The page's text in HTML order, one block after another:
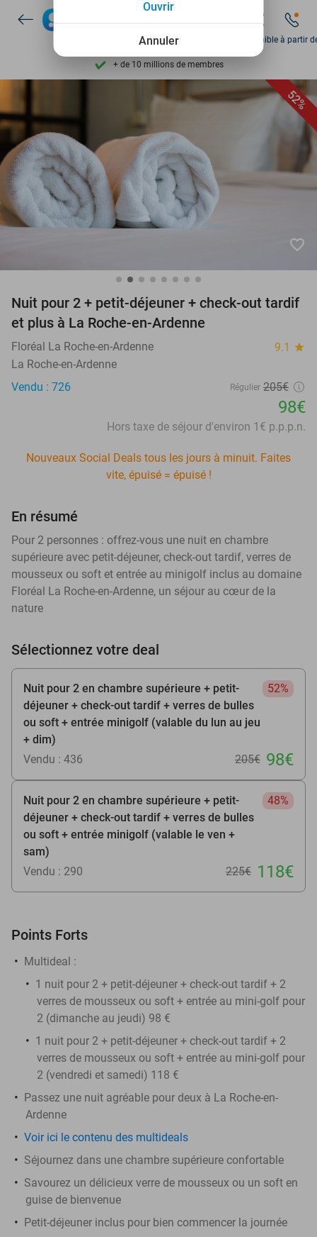
Disponible 7 jours par semaine
+ de 10 millions de membres
9,4 basé sur205 978 avis
+ de 10 millions de membres
Disponible à partir
52%
favorite_border
Nuit pour 2 + petit-déjeuner + check-out tardif
et plus à La Roche-en-Ardenne
Floréal La Roche-en-Ardenne 9.1 star
La Roche-en-Ardenne
Vendu : 726
Régulier 205€
98€
Hors taxe de séjour d'environ 1€ p.p.p.n.
Nouveaux Social Deals tous les jours à minuit. Faites
vite, épuisé = épuisé !
En résumé
Pour 2 personnes : offrez-vous une nuit en chambre
supérieure avec petit-déjeuner, check-out tardif, verres de
mousseux ou soft et entrée au minigolf inclus au domaine
Floréal La Roche-en-Ardenne, un séjour au cœur de la
nature
Sélectionnez votre deal
Nuit pour 2 en chambre supérieure + petit-
déjeuner + check-out tardif + verres de bulles
ou soft + entrée minigolf (valable du lun au jeu
+ dim)
52%
Vendu : 436 205€ 98€
Nuit pour 2 en chambre supérieure + petit-
déjeuner + check-out tardif + verres de bulles
ou soft + entrée minigolf (valable le ven +
sam)
48%
Vendu : 290 225€ 118€
Points Forts
Multideal :
1 nuit pour 2 + petit-déjeuner + check-out tardif + 2
verres de mousseux ou soft + entrée au mini-golf pour
2 (dimanche au jeudi) 98 €
1 nuit pour 2 + petit-déjeuner + check-out tardif + 2
verres de mousseux ou soft + entrée au mini-golf pour
2 (vendredi et samedi) 118 €
Passez une nuit agréable pour deux à La Roche-en-
Ardenne
Voir ici le contenu des multideals
Séjournez dans une chambre supérieure confortable
Savourez un délicieux verre de mousseux ou un soft en
guise de bienvenue
Petit-déjeuner inclus pour bien commencer la journée
Annuler
Ouvrir